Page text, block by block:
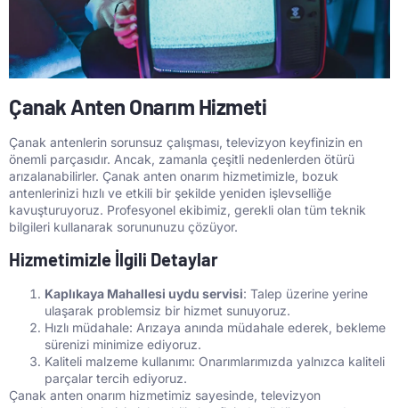
Çanak Anten Onarım Hizmeti
Çanak antenlerin sorunsuz çalışması, televizyon keyfinizin en
önemli parçasıdır. Ancak, zamanla çeşitli nedenlerden ötürü
arızalanabilirler. Çanak anten onarım hizmetimizle, bozuk
antenlerinizi hızlı ve etkili bir şekilde yeniden işlevselliğe
kavuşturuyoruz. Profesyonel ekibimiz, gerekli olan tüm teknik
bilgileri kullanarak sorununuzu çözüyor.
Hizmetimizle İlgili Detaylar
Kaplıkaya Mahallesi uydu servisi: Talep üzerine yerine
ulaşarak problemsiz bir hizmet sunuyoruz.
Hızlı müdahale: Arızaya anında müdahale ederek, bekleme
sürenizi minimize ediyoruz.
Kaliteli malzeme kullanımı: Onarımlarımızda yalnızca kaliteli
parçalar tercih ediyoruz.
Çanak anten onarım hizmetimiz sayesinde, televizyon